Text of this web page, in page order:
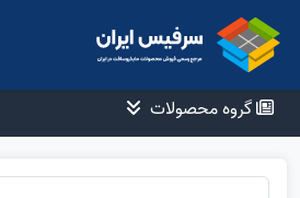
گروه محصولات